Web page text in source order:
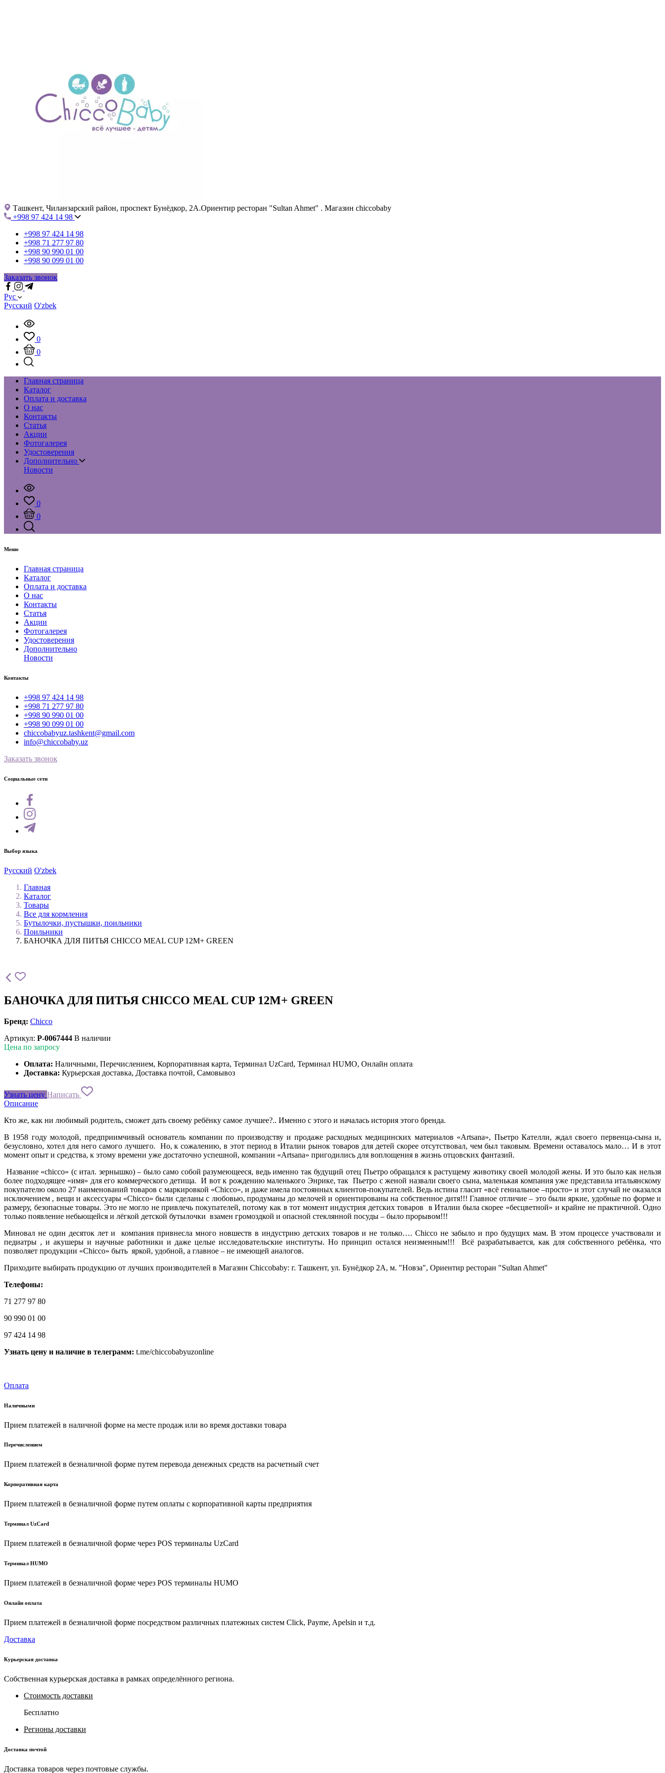
Ташкент, Чиланзарский район, проспект Бунёдкор, 2А.Ориентир ресторан "Sultan Ahmet" . Магазин chiccobaby
+998 97 424 14 98
+998 97 424 14 98
+998 71 277 97 80
+998 90 990 01 00
+998 90 099 01 00
Заказать звонок
Рус
Русский O'zbek
0
0
Главная страница
Каталог
Оплата и доставка
О нас
Контакты
Статья
Акции
Фотогалерея
Удостоверения
Дополнительно
Новости
0
0
Меню
Главная страница
Каталог
Оплата и доставка
О нас
Контакты
Статья
Акции
Фотогалерея
Удостоверения
Дополнительно
Новости
Контакты
+998 97 424 14 98
+998 71 277 97 80
+998 90 990 01 00
+998 90 099 01 00
chiccobabyuz.tashkent@gmail.com
info@chiccobaby.uz
Заказать звонок
Социальные сети
Выбор языка
Русский O'zbek
Главная
Каталог
Товары
Все для кормления
Бутылочки, пустышки, поильники
Поильники
БАНОЧКА ДЛЯ ПИТЬЯ CHICCO MEAL CUP 12M+ GREEN
БАНОЧКА ДЛЯ ПИТЬЯ CHICCO MEAL CUP 12M+ GREEN
Бренд: Chicco
Артикул: P-0067444 В наличии
Цена по запросу
Оплата: Наличными, Перечислением, Корпоративная карта, Терминал UzCard, Терминал HUMO, Онлайн оплата
Доставка: Курьерская доставка, Доставка почтой, Самовывоз
Узнать цену Написать
Описание
Кто же, как ни любимый родитель, сможет дать своему ребёнку самое лучшее?.. Именно с этого и началась история этого бренда.
В 1958 году молодой, предприимчивый основатель компании по производству и продаже расходных медицинских материалов «Artsana», Пьетро Кателли, ждал своего первенца-сына и,
безусловно, хотел для него самого лучшего. Но, к сожалению, в этот период в Италии рынок товаров для детей скорее отсутствовал, чем был таковым. Времени оставалось мало… И в этот
момент опыт и средства, к этому времени уже достаточно успешной, компании «Artsana» пригодились для воплощения в жизнь отцовских фантазий.
Название «chicco» (с итал. зернышко) – было само собой разумеющееся, ведь именно так будущий отец Пьетро обращался к растущему животику своей молодой жены. И это было как нельзя
более подходящее «имя» для его коммерческого детища. И вот к рождению маленького Энрике, так Пьетро с женой назвали своего сына, маленькая компания уже представила итальянскому
покупателю около 27 наименований товаров с маркировкой «Chicco», и даже имела постоянных клиентов-покупателей. Ведь истина гласит «всё гениальное –просто» и этот случай не оказался
исключением , вещи и аксессуары «Chicco» были сделаны с любовью, продуманы до мелочей и ориентированы на собственное дитя!!! Главное отличие – это были яркие, удобные по форме и
размеру, безопасные товары. Это не могло не привлечь покупателей, потому как в тот момент индустрия детских товаров в Италии была скорее «бесцветной» и крайне не практичной. Одно
только появление небьющейся и лёгкой детской бутылочки взамен громоздкой и опасной стеклянной посуды – было прорывом!!!
Миновал не один десяток лет и компания привнесла много новшеств в индустрию детских товаров и не только…. Chicco не забыло и про будущих мам. В этом процессе участвовали и
педиатры , и акушеры и научные работники и даже целые исследовательские институты. Но принцип остался неизменным!!! Всё разрабатывается, как для собственного ребёнка, что
позволяет продукции «Chicco» быть яркой, удобной, а главное – не имеющей аналогов.
Приходите выбирать продукцию от лучших производителей в Магазин Chiccobaby: г. Ташкент, ул. Бунёдкор 2А, м. "Новза", Ориентир ресторан "Sultan Ahmet"
Телефоны:
71 277 97 80
90 990 01 00
97 424 14 98
Узнать цену и наличие в телеграмм: t.me/chiccobabyuzonline
Оплата
Наличными
Прием платежей в наличной форме на месте продаж или во время доставки товара
Перечислением
Прием платежей в безналичной форме путем перевода денежных средств на расчетный счет
Корпоративная карта
Прием платежей в безналичной форме путем оплаты с корпоративной карты предприятия
Терминал UzCard
Прием платежей в безналичной форме через POS терминалы UzCard
Терминал HUMO
Прием платежей в безналичной форме через POS терминалы HUMO
Онлайн оплата
Прием платежей в безналичной форме посредством различных платежных систем Click, Payme, Apelsin и т.д.
Доставка
Курьерская доставка
Собственная курьерская доставка в рамках определённого региона.
Стоимость доставки
Бесплатно
Регионы доставки
Доставка почтой
Доставка товаров через почтовые службы.